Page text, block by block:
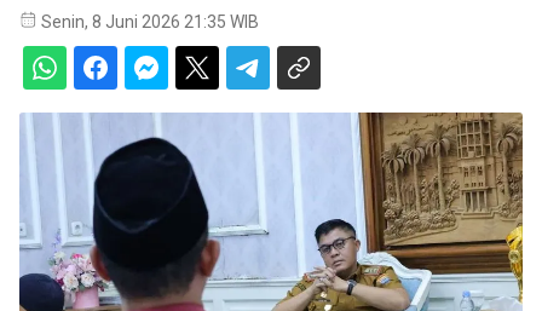
Senin, 8 Juni 2026 21:35 WIB